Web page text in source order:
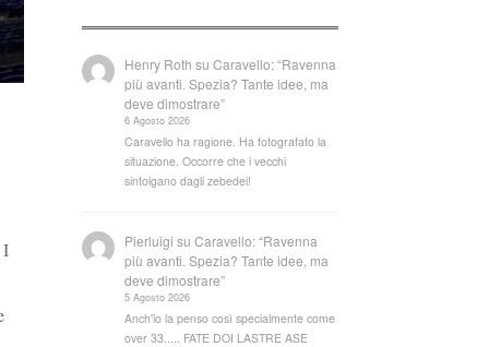
I
Henry Roth suCaravello: “Ravenna
più avanti. Spezia? Tante idee, ma
deve dimostrare”
6 Agosto 2026
Caravello ha ragione. Ha fotografato la
situazione. Occorre che i vecchi
sintolgano dagli zebedei!
Pierluigi suCaravello: “Ravenna
più avanti. Spezia? Tante idee, ma
deve dimostrare”
5 Agosto 2026
Anch'io la penso così specialmente come
over 33..... FATE DOI LASTRE ASE